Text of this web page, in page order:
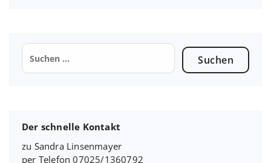
Suchen
nach:
Der schnelle Kontakt
zu Sandra Linsenmayer
per Telefon 07025/1360792